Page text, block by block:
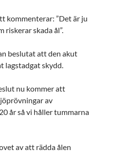
kommenterar: ”Det är ju
skada ål”.
beslutat att den akut
skydd.
nu kommer att
av
år så vi håller tummarna
av att rädda ålen